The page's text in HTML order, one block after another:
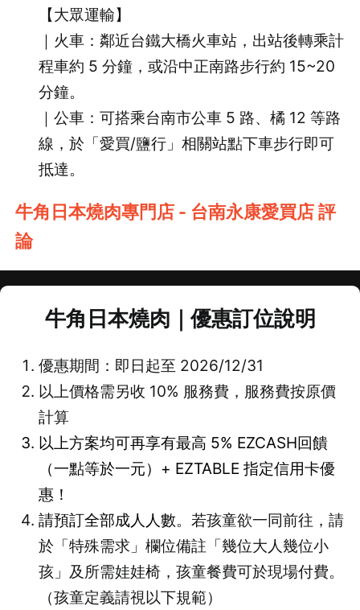
【大眾運輸】
｜火車：鄰近台鐵大橋火車站，出站後轉乘計
程車約 5 分鐘，或沿中正南路步行約 15~20
分鐘。
｜公車：可搭乘台南市公車 5 路、橘 12 等路
線，於「愛買/鹽行」相關站點下車步行即可
抵達。
牛角日本燒肉專門店 - 台南永康愛買店 評
論
牛角日本燒肉｜優惠訂位說明
優惠期間：即日起至 2026/12/31
以上價格需另收 10% 服務費，服務費按原價
計算
以上方案均可再享有最高 5% EZCASH回饋
（一點等於一元）+ EZTABLE 指定信用卡優
惠！
請預訂全部成人人數。若孩童欲一同前往，請
於「特殊需求」欄位備註「幾位大人幾位小
孩」及所需娃娃椅，孩童餐費可於現場付費。
（孩童定義請視以下規範）